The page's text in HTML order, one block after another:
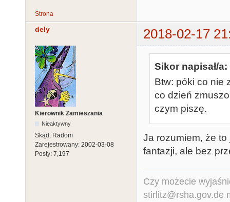
Strona
dely 2018-02-17
Kierownik Zamieszania
Nieaktywny
Skąd: Radom
Zarejestrowany: 2002-03-08
Posty: 7,197
Sikor napisał/a:
Btw: póki co nie
co dzień
czym piszę.
Ja rozumiem, że
fantazji, ale bez
Czy możecie
stirlitz@rsha.gov.de